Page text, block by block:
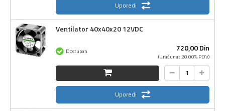
Uporedi
Ventilator 40x40x20 12VDC
720,00Din
(Uračunat 20.00% PDV)
Dostupan
Uporedi